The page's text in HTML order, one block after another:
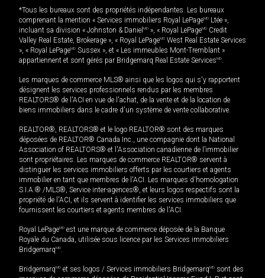
*Tous les bureaux sont des propriétés indépendantes. Les bureaux
comprenant la mention « Services immobiliers Royal LePageMD Ltée »,
incluant sa division « Johnston & Daniel MD », « Royal LePageMD Credit
Valley Real Estate, Brokerage », « Royal LePageMD West Real Estate Services
», « Royal LePageMD Sussex », et « Les immeubles Mont-Tremblant »
appartiennent et sont gérés par Bridgemarq Real Estate ServicesMD.
Les marques de commerce MLS® ainsi que les logos qui s'y rapportent
désignent les services professionnels rendus par les membres
REALTORS® de l'ACI en vue de l'achat, de la vente et de la location de
biens immobiliers dans le cadre d'un système de vente collaborative.
REALTOR®, REALTORS® et le logo REALTOR® sont des marques
déposées de REALTOR® Canada Inc., une compagnie dont la National
Association of REALTORS® et l'Association canadienne de l’immobilier
sont propriétaires. Les marques de commerce REALTOR® servent à
distinguer les services immobiliers offerts par les courtiers et agents
immobilier en tant que membres de l'ACI. Les marques d'homologation
S.I.A.® /MLS®, Service inter-agences®, et leurs logos respectifs sont la
propriété de l'ACI, et ils servent à identifier les services immobiliers que
fournissent les courtiers et agents membres de l'ACI.
Royal LePageMD est une marque de commerce déposée de la Banque
Royale du Canada, utilisée sous licence par les Services immobiliers
BridgemarqMD.
BridgemarqMD et ses logos / Services immobiliers BridgemarqMD sont des